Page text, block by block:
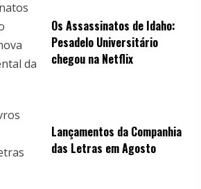
Os Assassinatos de Idaho:
Pesadelo Universitário
chegou na Netflix
Lançamentos da Companhia
das Letras em Agosto